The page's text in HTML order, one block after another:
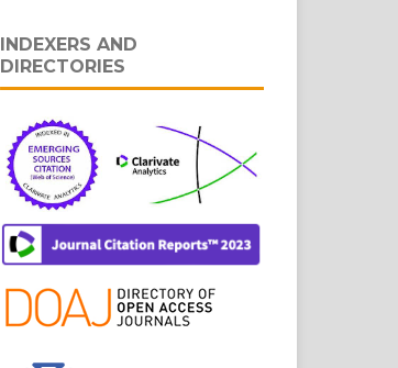
INDEXERS AND
DIRECTORIES